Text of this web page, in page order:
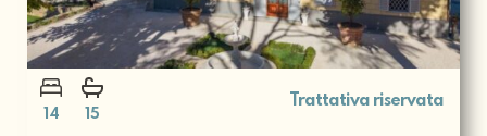
14 15
Trattativa riservata